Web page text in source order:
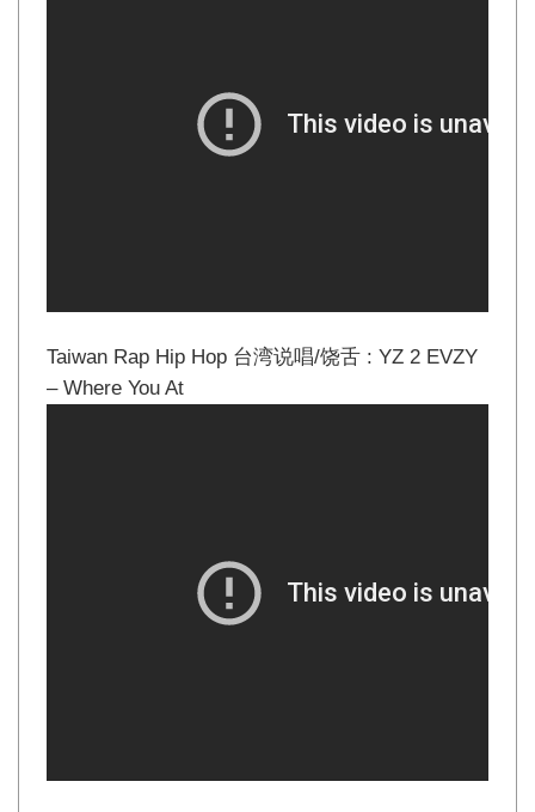
Taiwan Rap Hip Hop 台湾说唱/饶舌 : YZ 2 EVZY
– Where You At